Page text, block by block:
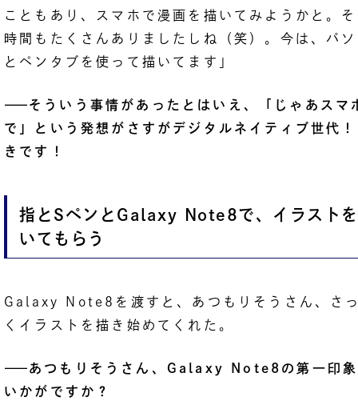
こともあり、スマホで漫画を描いてみようかと。
時間もたくさんありましたしね（笑）。今は、パ
とペンタブを使って描いてます」
―― そういう事情があったとはいえ、「じゃあスマ
で」という発想がさすがデジタルネイティブ世代
きです！
指とSペンとGalaxy Note8で、イラスト
いてもらう
Galaxy Note8を渡すと、あつもりそうさん、さ
くイラストを描き始めてくれた。
―― あつもりそうさん、Galaxy Note8の第一印
いかがですか？